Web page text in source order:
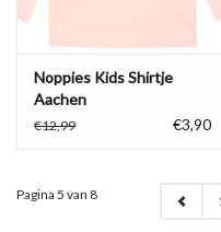
Noppies Kids Shirtje
Aachen
€12,99 €3,90
Pagina 5 van 8